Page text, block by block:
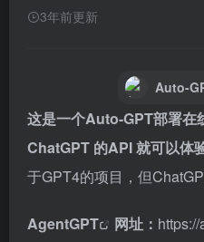
3年前更新
Auto-
这是一个Auto-GPT部署在
ChatGPT 的API 就可以体
于GPT4的项目，但
AgentGPT 网址：